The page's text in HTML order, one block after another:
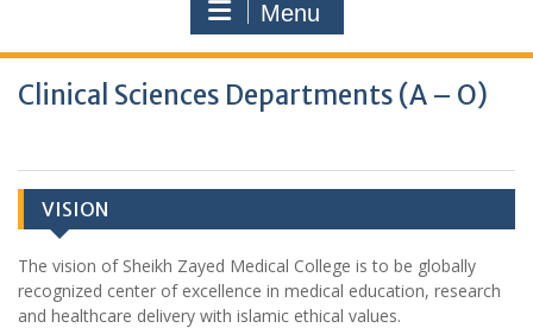
Menu
Clinical Sciences Departments (A – O)
VISION
The vision of Sheikh Zayed Medical College is to be globally
recognized center of excellence in medical education, research
and healthcare delivery with islamic ethical values.